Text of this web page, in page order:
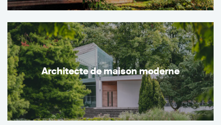
Architecte de maison moderne